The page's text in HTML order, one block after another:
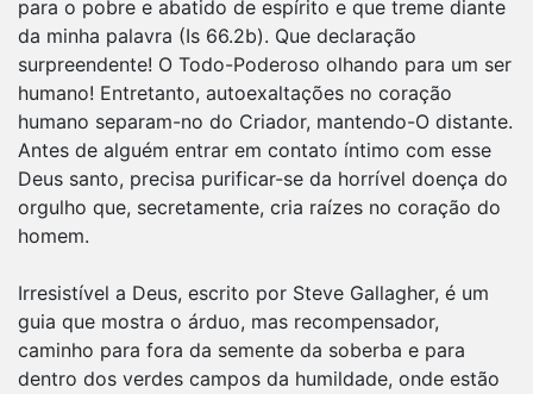
para o pobre e abatido de espírito e que treme diante
da minha palavra (Is 66.2b). Que declaração
surpreendente! O Todo-Poderoso olhando para um ser
humano! Entretanto, autoexaltações no coração
humano separam-no do Criador, mantendo-O distante.
Antes de alguém entrar em contato íntimo com esse
Deus santo, precisa purificar-se da horrível doença do
orgulho que, secretamente, cria raízes no coração do
homem.
Irresistível a Deus, escrito por Steve Gallagher, é um
guia que mostra o árduo, mas recompensador,
caminho para fora da semente da soberba e para
dentro dos verdes campos da humildade, onde estão